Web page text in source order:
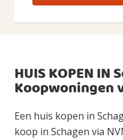
HUIS KOPEN IN
Koopwoningen
Een huis kopen in
koop in Schagen via